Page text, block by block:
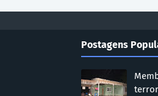
Postagens